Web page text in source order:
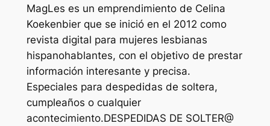
MagLes es un emprendimiento de Celina
Koekenbier que se inició en el 2012 como
revista digital para mujeres lesbianas
hispanohablantes, con el objetivo de prestar
información interesante y precisa.
Especiales para despedidas de soltera,
cumpleaños o cualquier
acontecimiento.DESPEDIDAS DE SOLTER@